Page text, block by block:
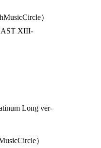
）
XIII-
Long ver-
）